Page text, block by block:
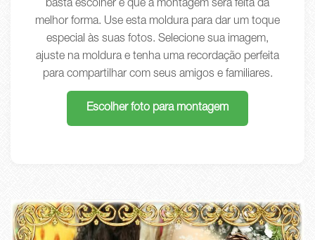
basta escolher e que a montagem será feita da
melhor forma. Use esta moldura para dar um toque
especial às suas fotos. Selecione sua imagem,
ajuste na moldura e tenha uma recordação perfeita
para compartilhar com seus amigos e familiares.
Escolher foto para montagem